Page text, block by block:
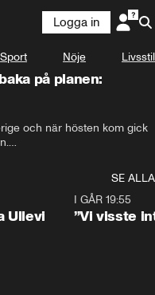
Logga in
Sport Nöje Livsstil
på planen:
och när hösten kom gick
dröja 938 dagar innan hon
SE ALLA
Ullevi
I GÅR 19:55
”Vi visste